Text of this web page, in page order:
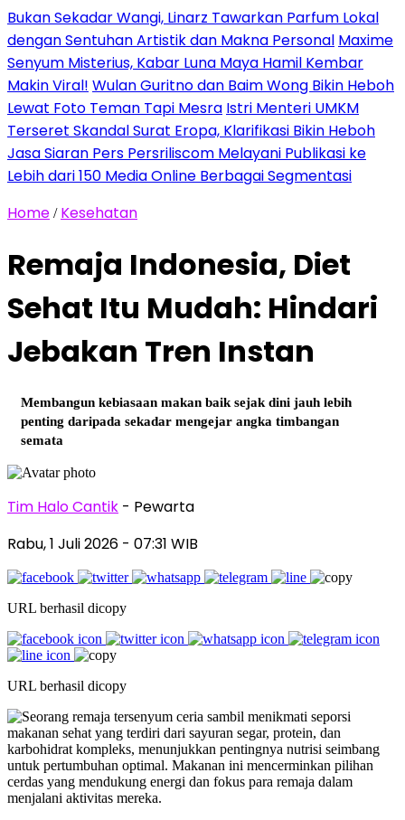
Bukan Sekadar Wangi, Linarz Tawarkan Parfum Lokal
dengan Sentuhan Artistik dan Makna Personal Maxime
Senyum Misterius, Kabar Luna Maya Hamil Kembar
Makin Viral! Wulan Guritno dan Baim Wong Bikin Heboh
Lewat Foto Teman Tapi Mesra Istri Menteri UMKM
Terseret Skandal Surat Eropa, Klarifikasi Bikin Heboh
Jasa Siaran Pers Persriliscom Melayani Publikasi ke
Lebih dari 150 Media Online Berbagai Segmentasi
Home / Kesehatan
Remaja Indonesia, Diet
Sehat Itu Mudah: Hindari
Jebakan Tren Instan
Membangun kebiasaan makan baik sejak dini jauh lebih
penting daripada sekadar mengejar angka timbangan
semata
Tim Halo Cantik - Pewarta
Rabu, 1 Juli 2026 - 07:31 WIB
URL berhasil dicopy
URL berhasil dicopy